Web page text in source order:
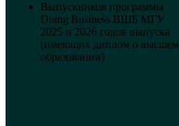
Выпускников программы
Doing Business ВШБ МГУ
2025 и 2026 годов выпуска
(имеющих диплом о высшем
образовании)